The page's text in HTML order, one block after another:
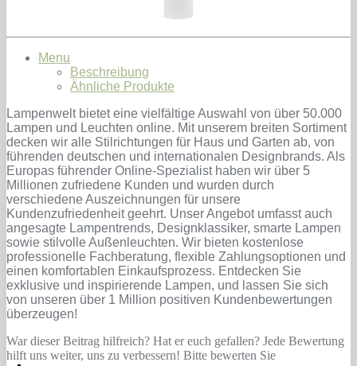
Menu
Beschreibung
Ähnliche Produkte
Lampenwelt bietet eine vielfältige Auswahl von über 50.000
Lampen und Leuchten online. Mit unserem breiten Sortiment
decken wir alle Stilrichtungen für Haus und Garten ab, von
führenden deutschen und internationalen Designbrands. Als
Europas führender Online-Spezialist haben wir über 5
Millionen zufriedene Kunden und wurden durch
verschiedene Auszeichnungen für unsere
Kundenzufriedenheit geehrt. Unser Angebot umfasst auch
angesagte Lampentrends, Designklassiker, smarte Lampen
sowie stilvolle Außenleuchten. Wir bieten kostenlose
professionelle Fachberatung, flexible Zahlungsoptionen und
einen komfortablen Einkaufsprozess. Entdecken Sie
exklusive und inspirierende Lampen, und lassen Sie sich
von unseren über 1 Million positiven Kundenbewertungen
überzeugen!
War dieser Beitrag hilfreich? Hat er euch gefallen? Jede Bewertung
hilft uns weiter, uns zu verbessern! Bitte bewerten Sie